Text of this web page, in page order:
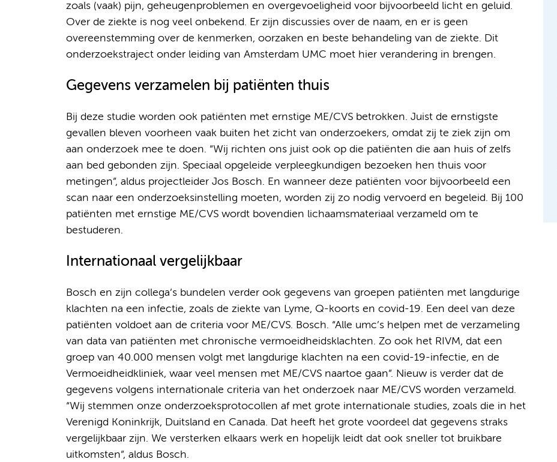
zoals (vaak) pijn, geheugenproblemen en overgevoeligheid voor bijvoorbeeld licht en geluid.
Over de ziekte is nog veel onbekend. Er zijn discussies over de naam, en er is geen
overeenstemming over de kenmerken, oorzaken en beste behandeling van de ziekte. Dit
onderzoekstraject onder leiding van Amsterdam UMC moet hier verandering in brengen.
Gegevens verzamelen bij patiënten thuis
Bij deze studie worden ook patiënten met ernstige ME/CVS betrokken. Juist de ernstigste
gevallen bleven voorheen vaak buiten het zicht van onderzoekers, omdat zij te ziek zijn om
aan onderzoek mee te doen. “Wij richten ons juist ook op die patiënten die aan huis of zelfs
aan bed gebonden zijn. Speciaal opgeleide verpleegkundigen bezoeken hen thuis voor
metingen”, aldus projectleider Jos Bosch. En wanneer deze patiënten voor bijvoorbeeld een
scan naar een onderzoeksinstelling moeten, worden zij zo nodig vervoerd en begeleid. Bij 100
patiënten met ernstige ME/CVS wordt bovendien lichaamsmateriaal verzameld om te
bestuderen.
Internationaal vergelijkbaar
Bosch en zijn collega’s bundelen verder ook gegevens van groepen patiënten met langdurige
klachten na een infectie, zoals de ziekte van Lyme, Q-koorts en covid-19. Een deel van deze
patiënten voldoet aan de criteria voor ME/CVS. Bosch. “Alle umc’s helpen met de verzameling
van data van patiënten met chronische vermoeidheidsklachten. Zo ook het RIVM, dat een
groep van 40.000 mensen volgt met langdurige klachten na een covid-19-infectie, en de
Vermoeidheidkliniek, waar veel mensen met ME/CVS naartoe gaan”. Nieuw is verder dat de
gegevens volgens internationale criteria van het onderzoek naar ME/CVS worden verzameld.
“Wij stemmen onze onderzoeksprotocollen af met grote internationale studies, zoals die in het
Verenigd Koninkrijk, Duitsland en Canada. Dat heeft het grote voordeel dat gegevens straks
vergelijkbaar zijn. We versterken elkaars werk en hopelijk leidt dat ook sneller tot bruikbare
uitkomsten”, aldus Bosch.